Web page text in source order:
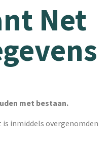
Net
met bestaan.
inmiddels overgenomden